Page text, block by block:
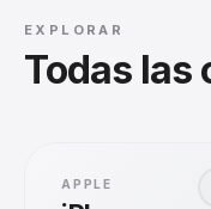
EXPLORAR
Todas las
APPLE